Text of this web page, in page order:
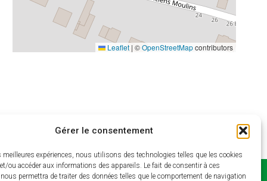
Gérer le consentement
meilleures expériences, nous utilisons des technologies telles que les cookies
ou accéder aux informations des appareils. Le fait de consentir à ces
permettra de traiter des données telles que le comportement de navigation
Leaflet | ©OpenStreetMapcontributors